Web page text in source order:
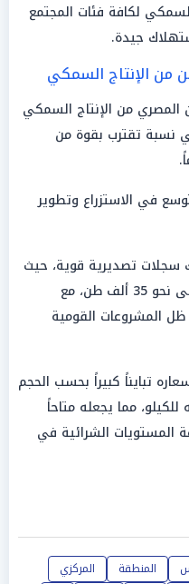
لكافة فئات المجتمع
جيدة.
من الإنتاج السمكي
المصري من الإنتاج السمكي
وهي نسبة تقترب بقوة من
في الاستزراع وتطوير
سجلات تصديرية قوية، حيث
وصلت الصادرات في فترات سابقة إلى نحو 35 ألف طن، مع
المشروعات القومية
تبايناً كبيراً بحسب الحجم
بين 250 و1000 جنيه للكيلو، مما يجعله متاحاً
المستويات الشرائية في
المنطقة
المركزي